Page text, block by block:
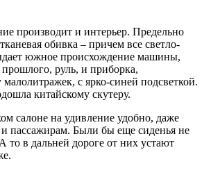
производит и интерьер. Предельно
обивка – причем все светло-
южное происхождение машины,
руль, и приборка,
малолитражек, с ярко-синей подсветкой.
китайскому скутеру.
салоне на удивление удобно, даже
пассажирам. Были бы еще сиденья не
в дальней дороге от них устают